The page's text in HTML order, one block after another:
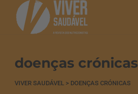
doenças crónicas
VIVER SAUDÁVEL > DOENÇAS CRÓNICAS